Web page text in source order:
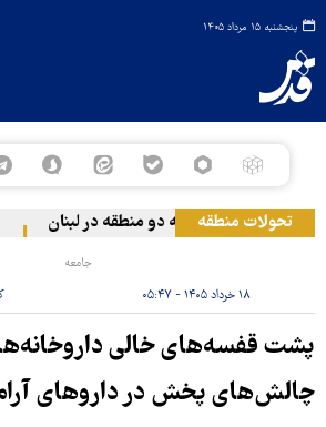
پنجشنبه ۱۵ مرداد ۱۴۰۵
تحولات منطقه
صهیونیستی به دو منطقه در لبنان
جامعه
۱۸ خرداد ۱۴۰۵ - ۰۵:۴۷
پشت قفسه‌های خالی
چالش‌های پخش در داروهای